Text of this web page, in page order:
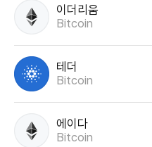
이더리움
Bitcoin
테더
Bitcoin
에이다
Bitcoin